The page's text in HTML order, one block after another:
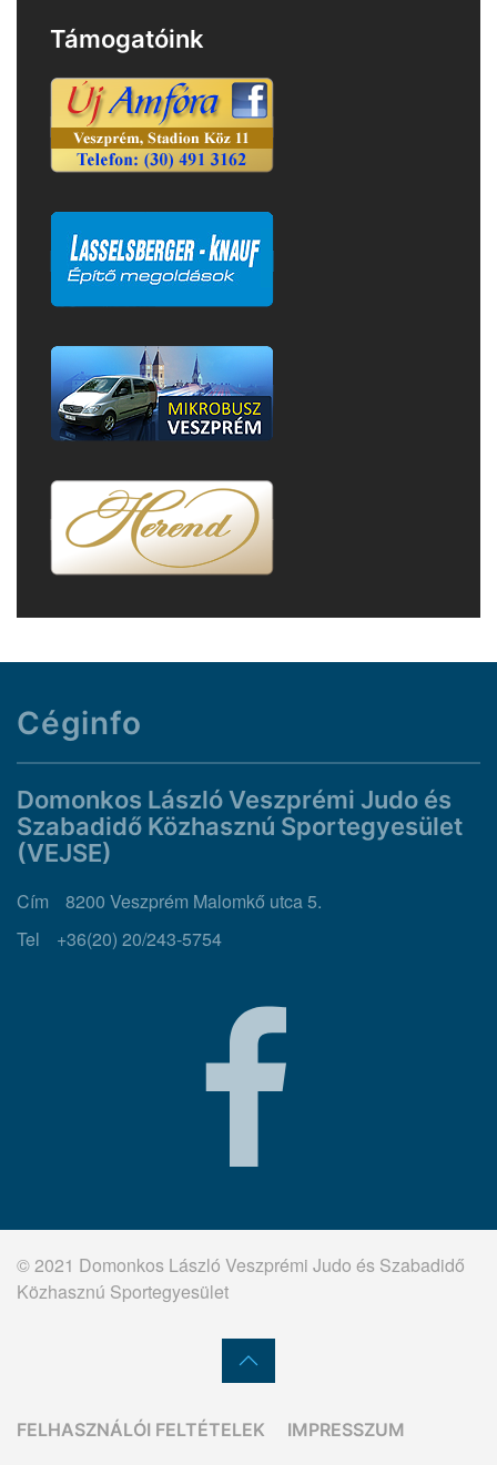
Támogatóink
Céginfo
Domonkos László Veszprémi Judo és
Szabadidő Közhasznú Sportegyesület
(VEJSE)
Cím
8200 Veszprém Malomkő utca 5.
Tel
+36(20) 20/243-5754
© 2021 Domonkos László Veszprémi Judo és Szabadidő
Közhasznú Sportegyesület
FELHASZNÁLÓI FELTÉTELEK IMPRESSZUM